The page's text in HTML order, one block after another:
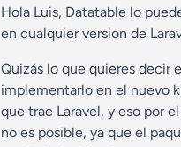
Hola Luis, Datatable lo
en cualquier version de
Quizás lo que quieres decir
implementarlo en el nuevo
que trae Laravel, y eso por
no es posible, ya que el